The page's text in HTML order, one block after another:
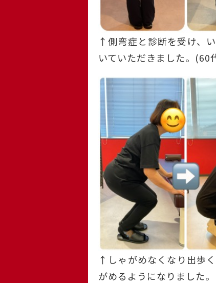
↑側弯症と診断を受け、
いていただきました。(60
↑しゃがめなくなり出歩
がめるようになりました